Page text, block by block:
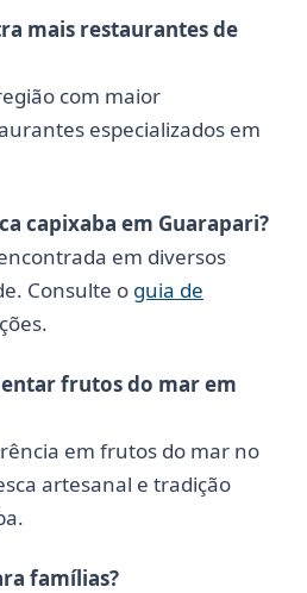
mais restaurantes de
com maior
especializados em
capixaba em Guarapari?
em diversos
Consulte o guia de
frutos do mar em
em frutos do mar no
artesanal e tradição
famílias?